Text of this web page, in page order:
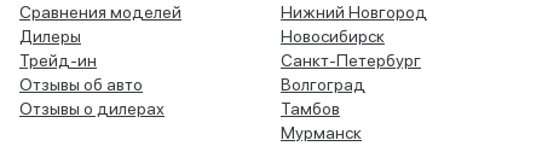
Сравнения моделей
Дилеры
Трейд-ин
Отзывы об авто
Отзывы о дилерах
Нижний Новгород
Новосибирск
Санкт-Петербург
Волгоград
Тамбов
Мурманск